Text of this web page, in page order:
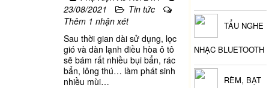
23/08/2021
Tin tức
Thêm 1 nhận xét
Sau thời gian dài sử dụng, lọc
gió và dàn lạnh điều hòa ô tô
sẽ bám rất nhiều bụi bẩn, rác
bẩn, lông thú… làm phát sinh
nhiều mùi…
TẨU NGHE
NHẠC BLUETOOTH
RÈM, BẠT